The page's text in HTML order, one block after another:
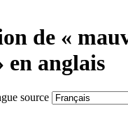
de «
en anglais
source